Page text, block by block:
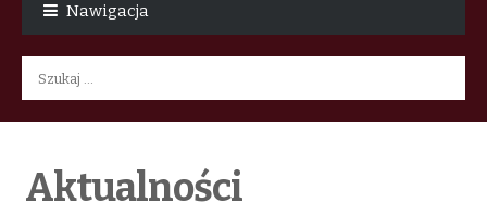
Nawigacja
Szukaj:
Aktualności